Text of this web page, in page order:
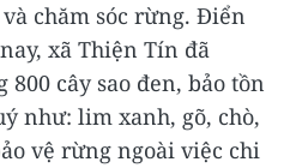
chăm sóc rừng. Điển
xã Thiện Tín đã
cây sao đen, bảo tồn
như: lim xanh, gõ, chò,
vệ rừng ngoài việc chi